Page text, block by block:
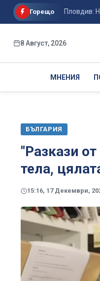
Горещо
в Пловдив: Не съм
8 Август, 2026
МНЕНИЯ
БЪЛГАРИЯ
"Разкази
тела,
15:16, 17 Декември,